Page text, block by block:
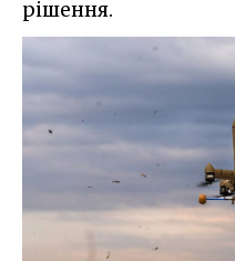
рішення.